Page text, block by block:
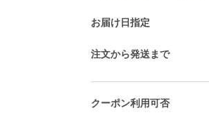
お届け日指定
注文から発送まで
クーポン利用可否